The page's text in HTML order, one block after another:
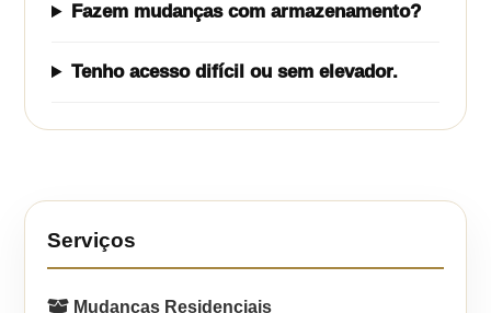
Fazem mudanças com armazenamento?
Tenho acesso difícil ou sem elevador.
Serviços
Mudanças Residenciais